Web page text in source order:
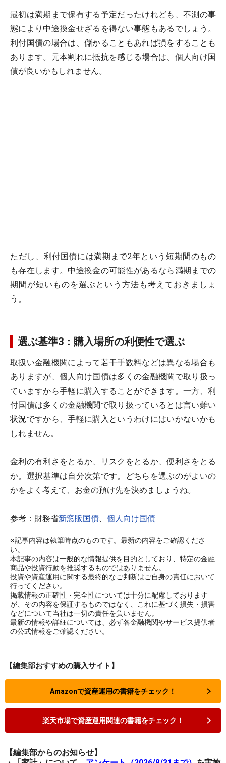
最初は満期まで保有する予定だったけれども、不測の事
態により中途換金せざるを得ない事態もあるでしょう。
利付国債の場合は、儲かることもあれば損をすることも
あります。元本割れに抵抗を感じる場合は、個人向け国
債が良いかもしれません。
ただし、利付国債には満期まで2年という短期間のもの
も存在します。中途換金の可能性があるなら満期までの
期間が短いものを選ぶという方法も考えておきましょ
う。
選ぶ基準3：購入場所の利便性で選ぶ
取扱い金融機関によって若干手数料などは異なる場合も
ありますが、個人向け国債は多くの金融機関で取り扱っ
ていますから手軽に購入することができます。一方、利
付国債は多くの金融機関で取り扱っているとは言い難い
状況ですから、手軽に購入というわけにはいかないかも
しれません。
金利の有利さをとるか、リスクをとるか、便利さをとる
か。選択基準は自分次第です。どちらを選ぶのがよいの
かをよく考えて、お金の預け先を決めましょうね。
参考：財務省新窓販国債 個人向け国債
※記事内容は執筆時点のものです。最新の内容をご確認くださ
い。
本記事の内容は一般的な情報提供を目的としており、特定の金融
商品や投資行動を推奨するものではありません。
投資や資産運用に関する最終的なご判断はご自身の責任において
行ってください。
掲載情報の正確性・完全性については十分に配慮しております
が、その内容を保証するものではなく、これに基づく損失・損害
などについて当社は一切の責任を負いません。
最新の情報や詳細については、必ず各金融機関やサービス提供者
の公式情報をご確認ください。
【編集部おすすめの購入サイト】
Amazonで資産運用の書籍をチェック！
楽天市場で資産運用関連の書籍をチェック！
【編集部からのお知らせ】